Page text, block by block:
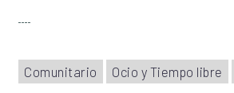
Comunitario Ocio y Tiempo libre